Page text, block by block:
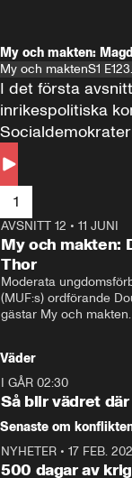
My och makten:
My och maktenS1 E1
I det första
inrikespolitiska
Andersson till
1
AVSNITT 12 • 11 JUNI
My och makten:
Thor
Moderata
(MUF:s) ordförande
gästar My och
Väder
I GÅR 02:30
Så blir vädret
Senaste om
NYHETER • 17 FEB.
500 dagar av